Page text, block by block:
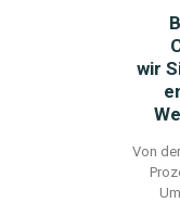
wir
Von